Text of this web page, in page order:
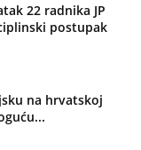
22 radnika JP
postupak
na hrvatskoj